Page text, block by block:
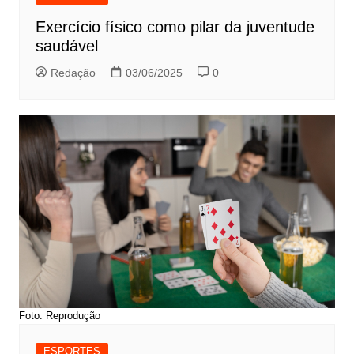
Exercício físico como pilar da juventude
saudável
Redação 03/06/2025 0
Foto: Reprodução
ESPORTES